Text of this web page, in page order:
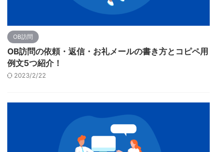
OB訪問
OB訪問の依頼・返信・お礼メールの書き方とコピペ用
例文5つ紹介！
2023/2/22